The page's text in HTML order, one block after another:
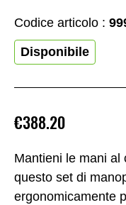
Mantieni le mani al
questo set di
ergonomicamente
€388.20
Codice articolo :
Disponibile